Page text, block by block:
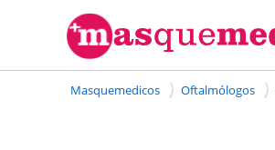
Masquemedicos Oftalmólogos